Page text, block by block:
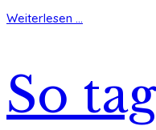
Weiterlesen ...
So